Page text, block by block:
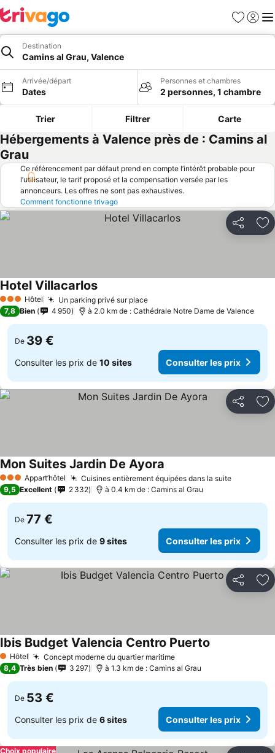
Favoris
Se
Destination
Camins al Grau, Valence
Arrivée/départ
Dates
Personnes et chambres
2 personnes, 1 chambre
Trier Filtrer Carte
Hébergements à Valence près de : Camins al
Grau
Ce référencement par défaut prend en compte l’intérêt probable pour
l’utilisateur, le tarif proposé et la compensation versée par les
annonceurs. Les offres ne sont pas exhaustives.
Comment fonctionne trivago
Partager
3 ÉtoilesHôtel Un parking privé sur placeConsulter les prix
Hotel VillacarlosConsulter les prix
7,8 Bien 4 950 à 2.0 km de : Cathédrale Notre Dame de Valence
De 39 €
Consulter les prix de 10 sites Consulter les prix
Partager
3 ÉtoilesAppart’hôtel Cuisines entièrement équipées dans la suite
Mon Suites Jardin De Ayora
9,5 Excellent 2 332 à 0.4 km de : Camins al Grau
De 77 €
Consulter les prix de 9 sites Consulter les prix
Partager
1 Étoiles
Hôtel Concept moderne du quartier maritimeConsulter les prix
Ibis Budget Valencia Centro Puerto
8,4 Très bien 3 297 à 1.3 km de : Camins al Grau
De 53 €
Consulter les prix de 6 sites Consulter les prix
Choix populaire